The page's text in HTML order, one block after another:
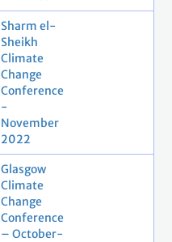
Sharm el-
Sheikh
Climate
Change
Conference
-
November
2022
Glasgow
Climate
Change
Conference
– October-